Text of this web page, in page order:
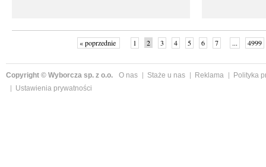
« poprzednie 1 2 3 4 5 6 7 ... 4999
Copyright © Wyborcza sp. z o.o. O nas Staże u nas Reklama
Polityka
Ustawienia prywatności